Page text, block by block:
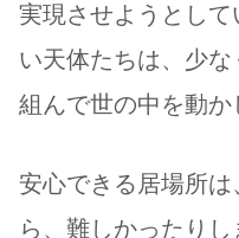
実現させようとし
い天体たちは、少
組んで世の中を動か
安心できる居場所
ら、難しかったり